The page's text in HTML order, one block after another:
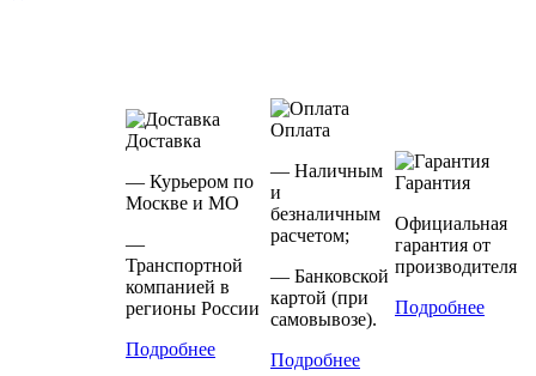
Доставка
— Курьером по
Москве и МО
—
Транспортной
компанией в
регионы России
Подробнее
Оплата
— Наличным
и
безналичным
расчетом;
— Банковской
картой (при
самовывозе).
Подробнее
Гарантия
Официальная
гарантия от
производителя
Подробнее